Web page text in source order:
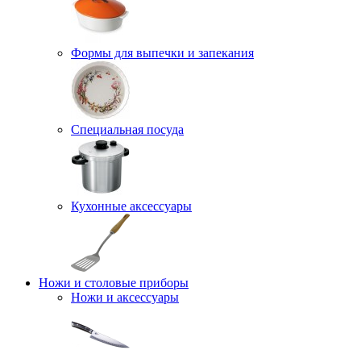
Формы для выпечки и запекания
Специальная посуда
Кухонные аксессуары
Ножи и столовые приборы
Ножи и аксессуары